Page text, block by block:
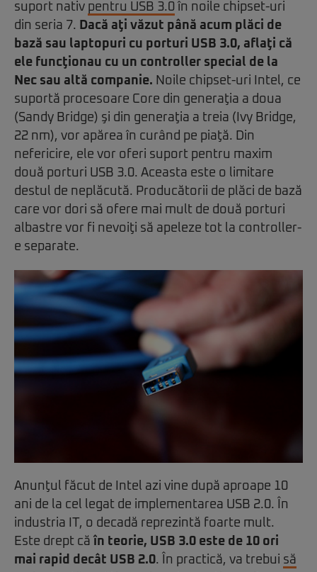
suport nativ pentru USB 3.0 în noile chipset-uri
din seria 7. Dacă aţi văzut până acum plăci de
bază sau laptopuri cu porturi USB 3.0, aflaţi că
ele funcţionau cu un controller special de la
Nec sau altă companie. Noile chipset-uri Intel, ce
suportă procesoare Core din generaţia a doua
(Sandy Bridge) şi din generaţia a treia (Ivy Bridge,
22 nm), vor apărea în curând pe piaţă. Din
nefericire, ele vor oferi suport pentru maxim
două porturi USB 3.0. Aceasta este o limitare
destul de neplăcută. Producătorii de plăci de bază
care vor dori să ofere mai mult de două porturi
albastre vor fi nevoiţi să apeleze tot la controller-
e separate.
Anunţul făcut de Intel azi vine după aproape 10
ani de la cel legat de implementarea USB 2.0. În
industria IT, o decadă reprezintă foarte mult.
Este drept că în teorie, USB 3.0 este de 10 ori
mai rapid decât USB 2.0. În practică, va trebui să